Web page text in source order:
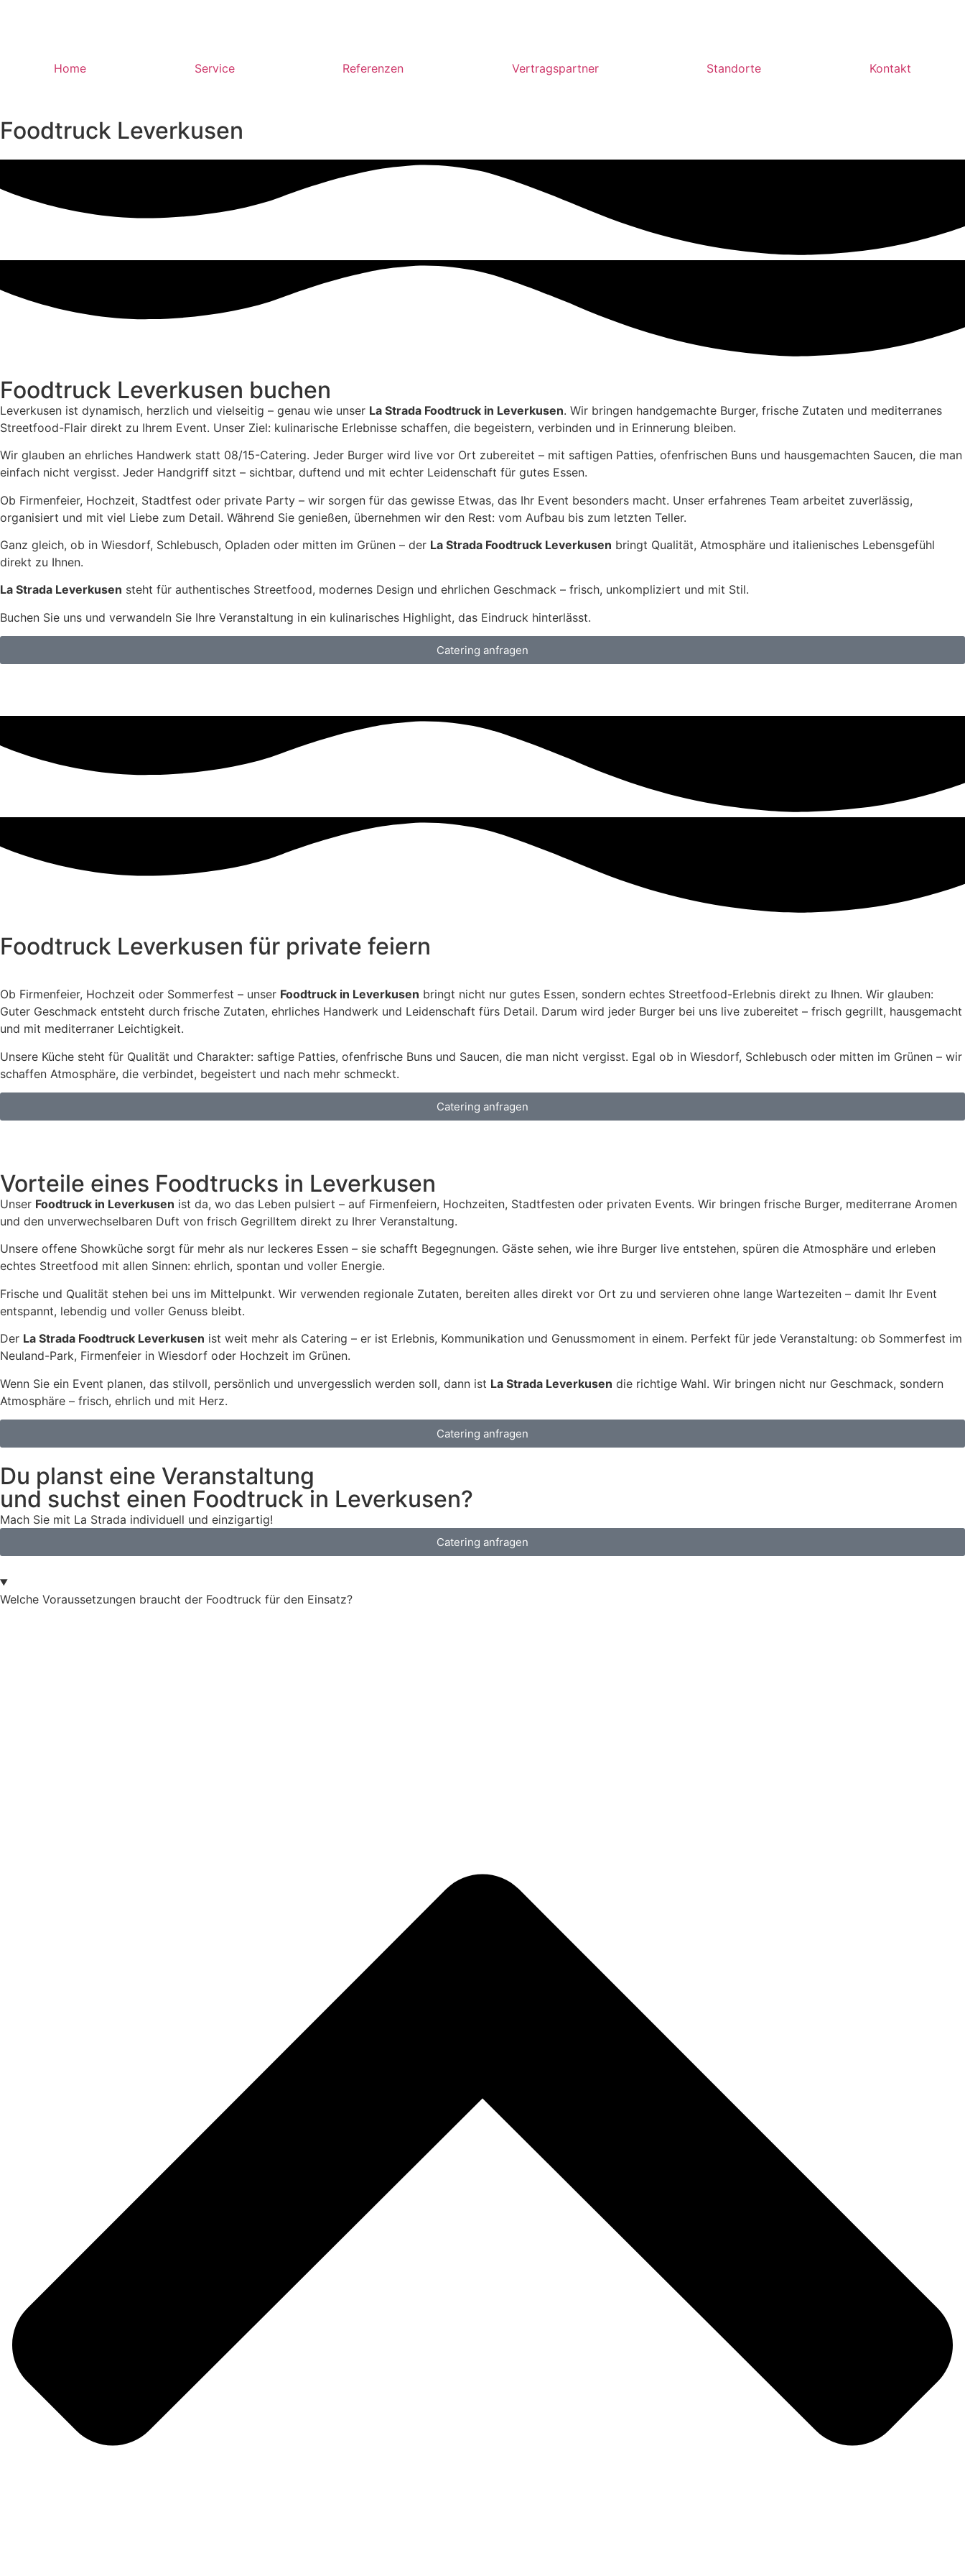
Home Service Referenzen Vertragspartner Standorte Kontakt
Foodtruck Leverkusen
Foodtruck Leverkusen buchen
Leverkusen ist dynamisch, herzlich und vielseitig – genau wie unser La Strada Foodtruck in Leverkusen. Wir bringen handgemachte Burger, frische Zutaten und mediterranes
Streetfood-Flair direkt zu Ihrem Event. Unser Ziel: kulinarische Erlebnisse schaffen, die begeistern, verbinden und in Erinnerung bleiben.
Wir glauben an ehrliches Handwerk statt 08/15-Catering. Jeder Burger wird live vor Ort zubereitet – mit saftigen Patties, ofenfrischen Buns und hausgemachten Saucen, die man
einfach nicht vergisst. Jeder Handgriff sitzt – sichtbar, duftend und mit echter Leidenschaft für gutes Essen.
Ob Firmenfeier, Hochzeit, Stadtfest oder private Party – wir sorgen für das gewisse Etwas, das Ihr Event besonders macht. Unser erfahrenes Team arbeitet zuverlässig,
organisiert und mit viel Liebe zum Detail. Während Sie genießen, übernehmen wir den Rest: vom Aufbau bis zum letzten Teller.
Ganz gleich, ob in Wiesdorf, Schlebusch, Opladen oder mitten im Grünen – der La Strada Foodtruck Leverkusen bringt Qualität, Atmosphäre und italienisches Lebensgefühl
direkt zu Ihnen.
La Strada Leverkusen steht für authentisches Streetfood, modernes Design und ehrlichen Geschmack – frisch, unkompliziert und mit Stil.
Buchen Sie uns und verwandeln Sie Ihre Veranstaltung in ein kulinarisches Highlight, das Eindruck hinterlässt.
Catering anfragen
Foodtruck Leverkusen für private feiern
Ob Firmenfeier, Hochzeit oder Sommerfest – unser Foodtruck in Leverkusen bringt nicht nur gutes Essen, sondern echtes Streetfood-Erlebnis direkt zu Ihnen. Wir glauben:
Guter Geschmack entsteht durch frische Zutaten, ehrliches Handwerk und Leidenschaft fürs Detail. Darum wird jeder Burger bei uns live zubereitet – frisch gegrillt, hausgemacht
und mit mediterraner Leichtigkeit.
Unsere Küche steht für Qualität und Charakter: saftige Patties, ofenfrische Buns und Saucen, die man nicht vergisst. Egal ob in Wiesdorf, Schlebusch oder mitten im Grünen – wir
schaffen Atmosphäre, die verbindet, begeistert und nach mehr schmeckt.
Catering anfragen
Vorteile eines Foodtrucks in Leverkusen ​
Unser Foodtruck in Leverkusen ist da, wo das Leben pulsiert – auf Firmenfeiern, Hochzeiten, Stadtfesten oder privaten Events. Wir bringen frische Burger, mediterrane Aromen
und den unverwechselbaren Duft von frisch Gegrilltem direkt zu Ihrer Veranstaltung.
Unsere offene Showküche sorgt für mehr als nur leckeres Essen – sie schafft Begegnungen. Gäste sehen, wie ihre Burger live entstehen, spüren die Atmosphäre und erleben
echtes Streetfood mit allen Sinnen: ehrlich, spontan und voller Energie.
Frische und Qualität stehen bei uns im Mittelpunkt. Wir verwenden regionale Zutaten, bereiten alles direkt vor Ort zu und servieren ohne lange Wartezeiten – damit Ihr Event
entspannt, lebendig und voller Genuss bleibt.
Der La Strada Foodtruck Leverkusen ist weit mehr als Catering – er ist Erlebnis, Kommunikation und Genussmoment in einem. Perfekt für jede Veranstaltung: ob Sommerfest im
Neuland-Park, Firmenfeier in Wiesdorf oder Hochzeit im Grünen.
Wenn Sie ein Event planen, das stilvoll, persönlich und unvergesslich werden soll, dann ist La Strada Leverkusen die richtige Wahl. Wir bringen nicht nur Geschmack, sondern
Atmosphäre – frisch, ehrlich und mit Herz.
Catering anfragen
Du planst eine Veranstaltung
und suchst einen Foodtruck in Leverkusen?
Mach Sie mit La Strada individuell und einzigartig!
Catering anfragen
Welche Voraussetzungen braucht der Foodtruck für den Einsatz?